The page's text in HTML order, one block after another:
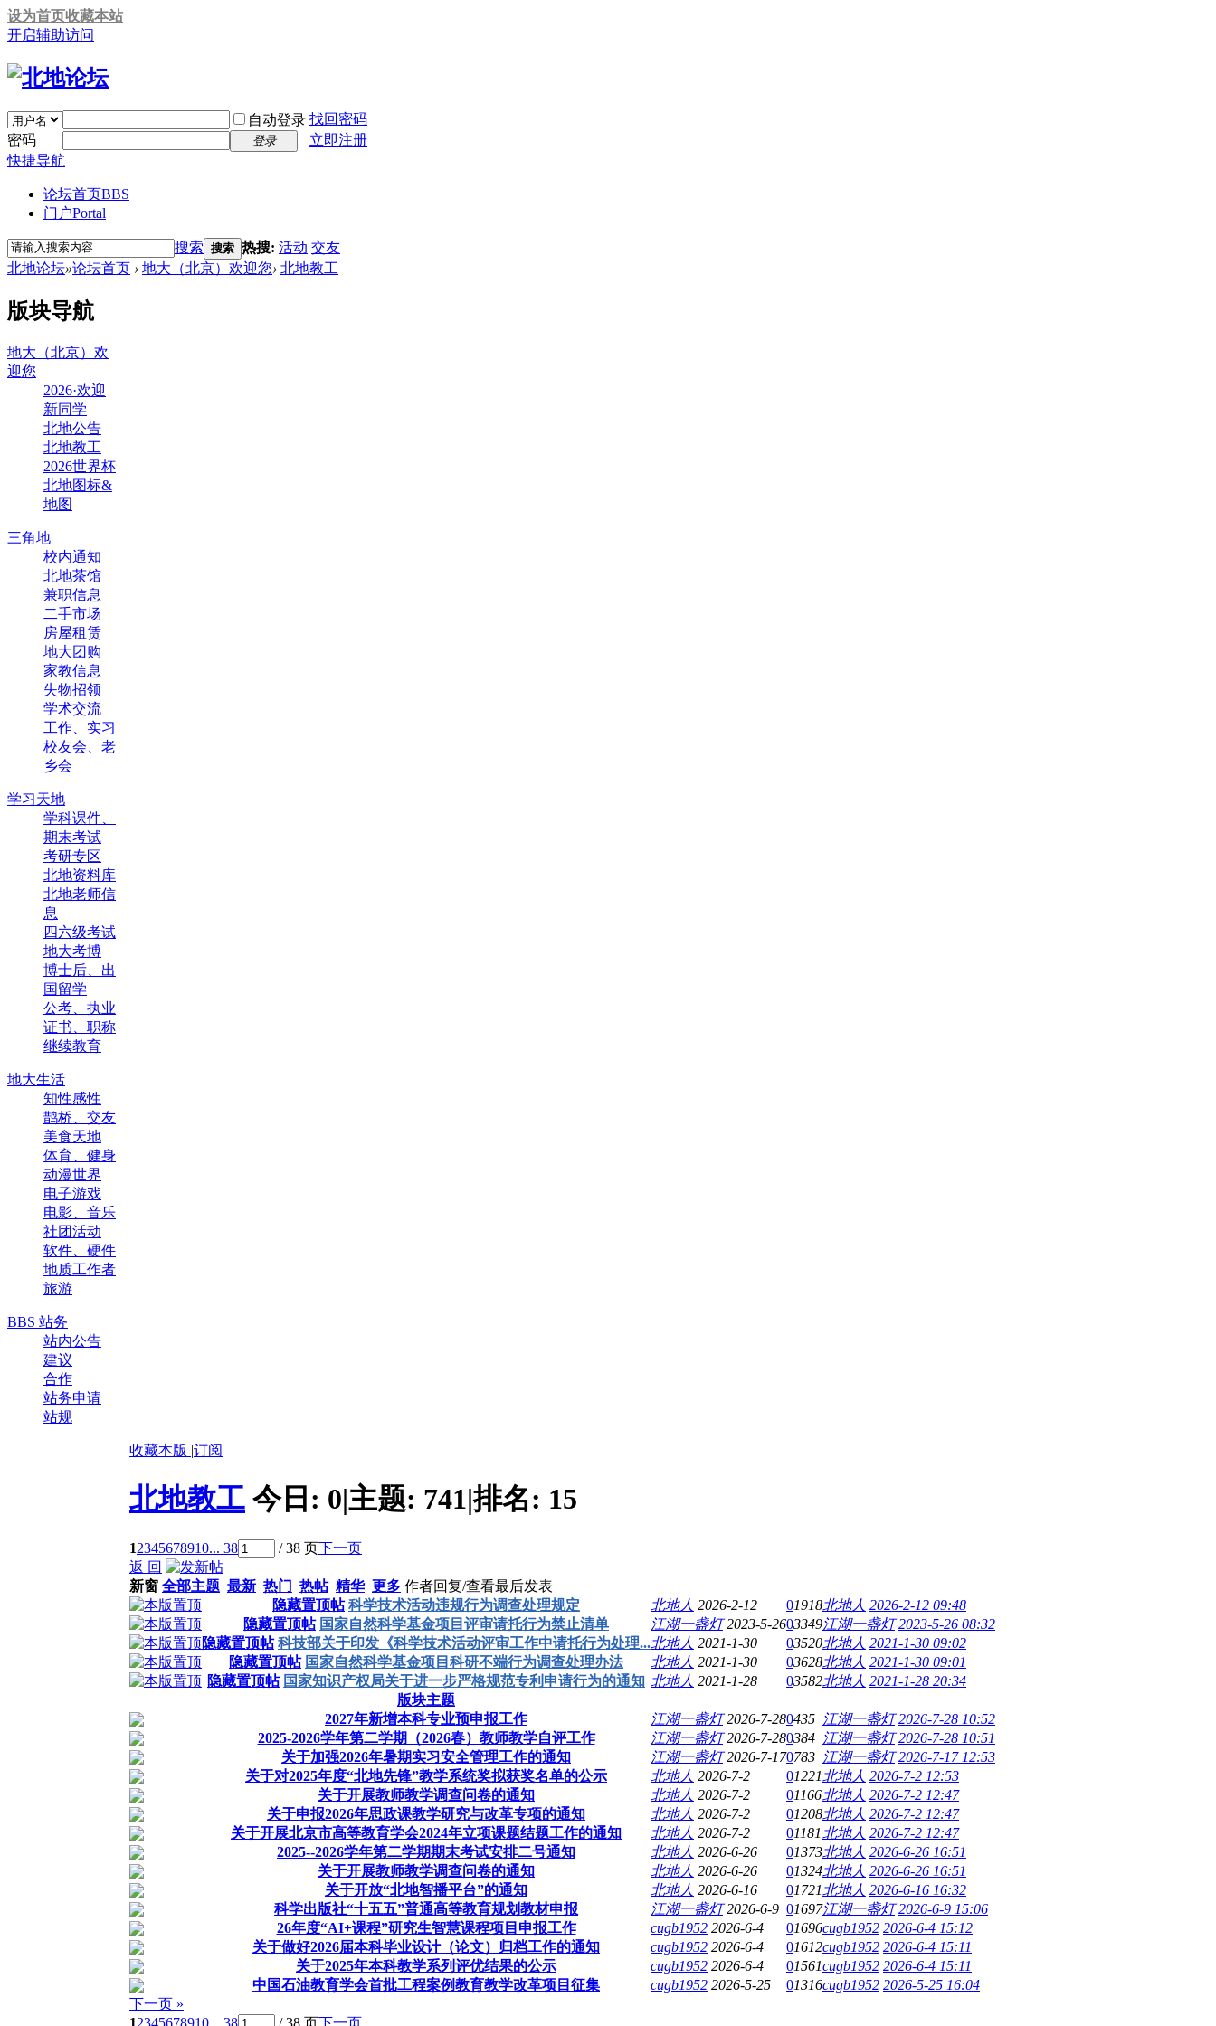
设为首页收藏本站
开启辅助访问
自动登录 找回密码
密码
登录
立即注册
快捷导航
论坛首页BBS
门户Portal
搜索 搜索 热搜: 活动 交友
北地论坛»论坛首页 › 地大（北京）欢迎您› 北地教工
版块导航
地大（北京）欢
迎您
2026·欢迎
新同学
北地公告
北地教工
2026世界杯
北地图标&
地图
三角地
校内通知
北地茶馆
兼职信息
二手市场
房屋租赁
地大团购
家教信息
失物招领
学术交流
工作、实习
校友会、老
乡会
学习天地
学科课件、
期末考试
考研专区
北地资料库
北地老师信
息
四六级考试
地大考博
博士后、出
国留学
公考、执业
证书、职称
继续教育
地大生活
知性感性
鹊桥、交友
美食天地
体育、健身
动漫世界
电子游戏
电影、音乐
社团活动
软件、硬件
地质工作者
旅游
BBS 站务
站内公告
建议
合作
站务申请
站规
收藏本版 |订阅
北地教工 今日: 0|主题: 741|排名: 15
12345678910... 38 / 38 页下一页
返 回
新窗 全部主题 最新 热门 热帖 精华 更多 作者回复/查看最后发表
隐藏置顶帖 科学技术活动违规行为调查处理规定 北地人 2026-2-12 01918北地人 2026-2-12 09:48
隐藏置顶帖 国家自然科学基金项目评审请托行为禁止清单 江湖一盏灯 2023-5-2603349江湖一盏灯 2023-5-26 08:32
隐藏置顶帖 科技部关于印发《科学技术活动评审工作中请托行为处理...北地人 2021-1-30 03520北地人 2021-1-30 09:02
隐藏置顶帖 国家自然科学基金项目科研不端行为调查处理办法 北地人 2021-1-30 03628北地人 2021-1-30 09:01
隐藏置顶帖 国家知识产权局关于进一步严格规范专利申请行为的通知 北地人 2021-1-28 03582北地人 2021-1-28 20:34
版块主题
2027年新增本科专业预申报工作
江湖一盏灯 2026-7-280435 江湖一盏灯 2026-7-28 10:52
2025-2026学年第二学期（2026春）教师教学自评工作
江湖一盏灯 2026-7-280384 江湖一盏灯 2026-7-28 10:51
关于加强2026年暑期实习安全管理工作的通知
江湖一盏灯 2026-7-170783 江湖一盏灯 2026-7-17 12:53
关于对2025年度“北地先锋”教学系统奖拟获奖名单的公示
北地人 2026-7-2 01221 北地人 2026-7-2 12:53
关于开展教师教学调查问卷的通知
北地人 2026-7-2 01166北地人 2026-7-2 12:47
关于申报2026年思政课教学研究与改革专项的通知
北地人 2026-7-2 01208北地人 2026-7-2 12:47
关于开展北京市高等教育学会2024年立项课题结题工作的通知
北地人 2026-7-2 01181 北地人 2026-7-2 12:47
2025--2026学年第二学期期末考试安排二号通知
北地人 2026-6-26 01373北地人 2026-6-26 16:51
关于开展教师教学调查问卷的通知
北地人 2026-6-26 01324北地人 2026-6-26 16:51
关于开放“北地智播平台”的通知
北地人 2026-6-16 01721 北地人 2026-6-16 16:32
科学出版社“十五五”普通高等教育规划教材申报
江湖一盏灯 2026-6-9 01697江湖一盏灯 2026-6-9 15:06
26年度“AI+课程”研究生智慧课程项目申报工作
cugb1952 2026-6-4 01696cugb1952 2026-6-4 15:12
关于做好2026届本科毕业设计（论文）归档工作的通知
cugb1952 2026-6-4 01612cugb1952 2026-6-4 15:11
关于2025年本科教学系列评优结果的公示
cugb1952 2026-6-4 01561cugb1952 2026-6-4 15:11
中国石油教育学会首批工程案例教育教学改革项目征集
cugb1952 2026-5-25 01316cugb1952 2026-5-25 16:04
下一页 »
12345678910 ... 38 / 38 页下一页